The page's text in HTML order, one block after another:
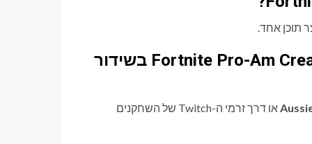
איפה אני יכול לראות את Fortnite Pro-Am Creator Series 2026 בשידור
או דרך זרמי ה-Twitch של השחקנים